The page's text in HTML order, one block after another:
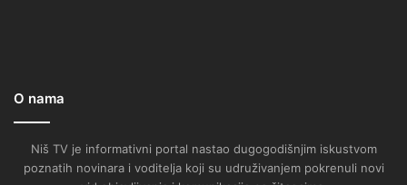
O nama
Niš TV je informativni portal nastao dugogodišnjim iskustvom
poznatih novinara i voditelja koji su udruživanjem pokrenuli novi